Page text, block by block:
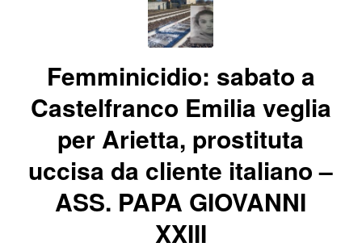
Femminicidio: sabato a
Castelfranco Emilia veglia
per Arietta, prostituta
uccisa da cliente italiano –
ASS. PAPA GIOVANNI
XXIII